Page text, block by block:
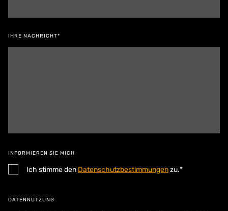
IHRE NACHRICHT*
INFORMIEREN SIE MICH
Ich stimme den Datenschutzbestimmungenzu.*
DATENNUTZUNG